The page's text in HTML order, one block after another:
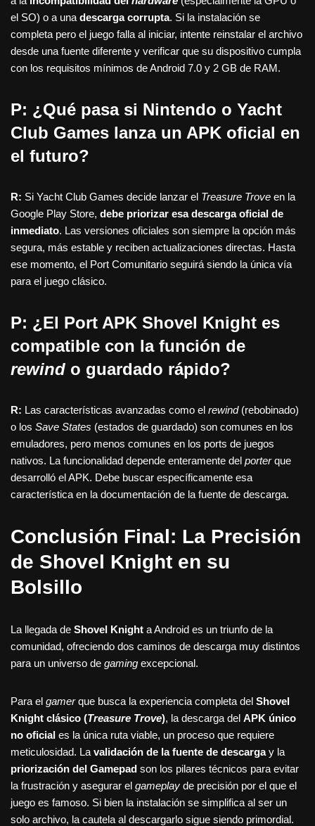
el SO) o a una descarga corrupta. Si la instalación se
completa pero el juego falla al iniciar, intente reinstalar el archivo
desde una fuente diferente y verificar que su dispositivo cumpla
con los requisitos mínimos de Android 7.0 y 2 GB de RAM.
P: ¿Qué pasa si Nintendo o Yacht
Club Games lanza un APK oficial en
el futuro?
R: Si Yacht Club Games decide lanzar el Treasure Trove en la
Google Play Store, debe priorizar esa descarga oficial de
inmediato. Las versiones oficiales son siempre la opción más
segura, más estable y reciben actualizaciones directas. Hasta
ese momento, el Port Comunitario seguirá siendo la única vía
para el juego clásico.
P: ¿El Port APK Shovel Knight es
compatible con la función de
rewind o guardado rápido?
R: Las características avanzadas como el rewind(rebobinado)
o los Save States (estados de guardado) son comunes en los
emuladores, pero menos comunes en los ports de juegos
nativos. La funcionalidad depende enteramente del porterque
desarrolló el APK. Debe buscar específicamente esa
característica en la documentación de la fuente de descarga.
Conclusión Final: La Precisión
de Shovel Knight en su
Bolsillo
La llegada de Shovel Knight a Android es un triunfo de la
comunidad, ofreciendo dos caminos de descarga muy distintos
para un universo de gaming excepcional.
Para el gamerque busca la experiencia completa del Shovel
Knight clásico (Treasure Trove), la descarga del APK único
no oficial es la única ruta viable, un proceso que requiere
meticulosidad. La validación de la fuente de descargay la
priorización del Gamepad son los pilares técnicos para evitar
la frustración y asegurar el gameplay de precisión por el que el
juego es famoso. Si bien la instalación se simplifica al ser un
solo archivo, la cautela al descargarlo sigue siendo primordial.